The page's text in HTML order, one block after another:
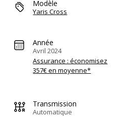
Modèle
Yaris Cross
Année
Avril 2024
Assurance : économisez
357€ en moyenne*
Transmission
Automatique